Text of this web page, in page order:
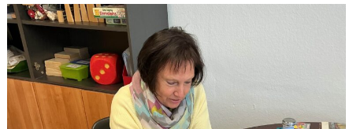
LESEFREUDE
TEILEN,
KINDER
FÖRDERN